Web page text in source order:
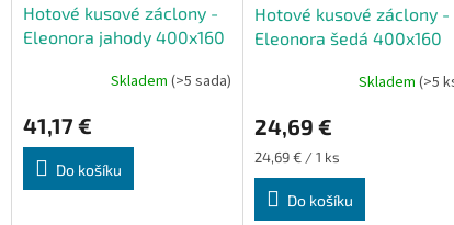
Hotové kusové záclony -
Eleonora jahody 400x160
produktu
je
5,0
z
Skladem (>5 sada)
41,17 €
Do košíku
Hotové kusové záclony -
Eleonora šedá 400x160
produktu
je
5,0
Skladem(>5
24,69 €
Měrná
cena:
24,69 € / 1 ks
Do košíku